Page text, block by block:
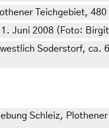
Teichgebiet,
Juni 2008 (Foto:
Soderstorf,
Schleiz,